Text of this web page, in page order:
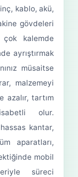
kablo, akü,
gövdeleri
kalemde
ayrıştırmak
müsaitse
malzemeyi
azalır, tartım
olur.
kantar,
aparatları,
mobil
süreci